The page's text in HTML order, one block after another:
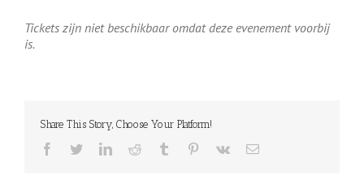
Tickets zijn niet beschikbaar omdat deze evenement voorbij
is.
Share This Story, Choose Your Platform!
facebooktwitterlinkedinreddit tumblr pinterest
vk
E-